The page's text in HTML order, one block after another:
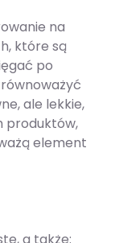
na
które są
po
ale lekkie,
produktów,
element